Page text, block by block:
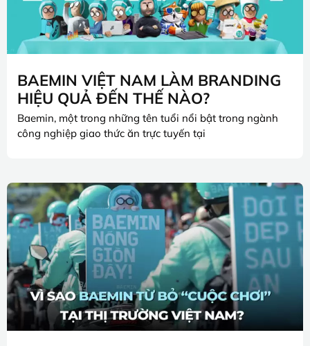
BAEMIN VIỆT NAM LÀM BRANDING
HIỆU QUẢ ĐẾN THẾ NÀO?
Baemin, một trong những tên tuổi nổi bật trong ngành
công nghiệp giao thức ăn trực tuyến tại